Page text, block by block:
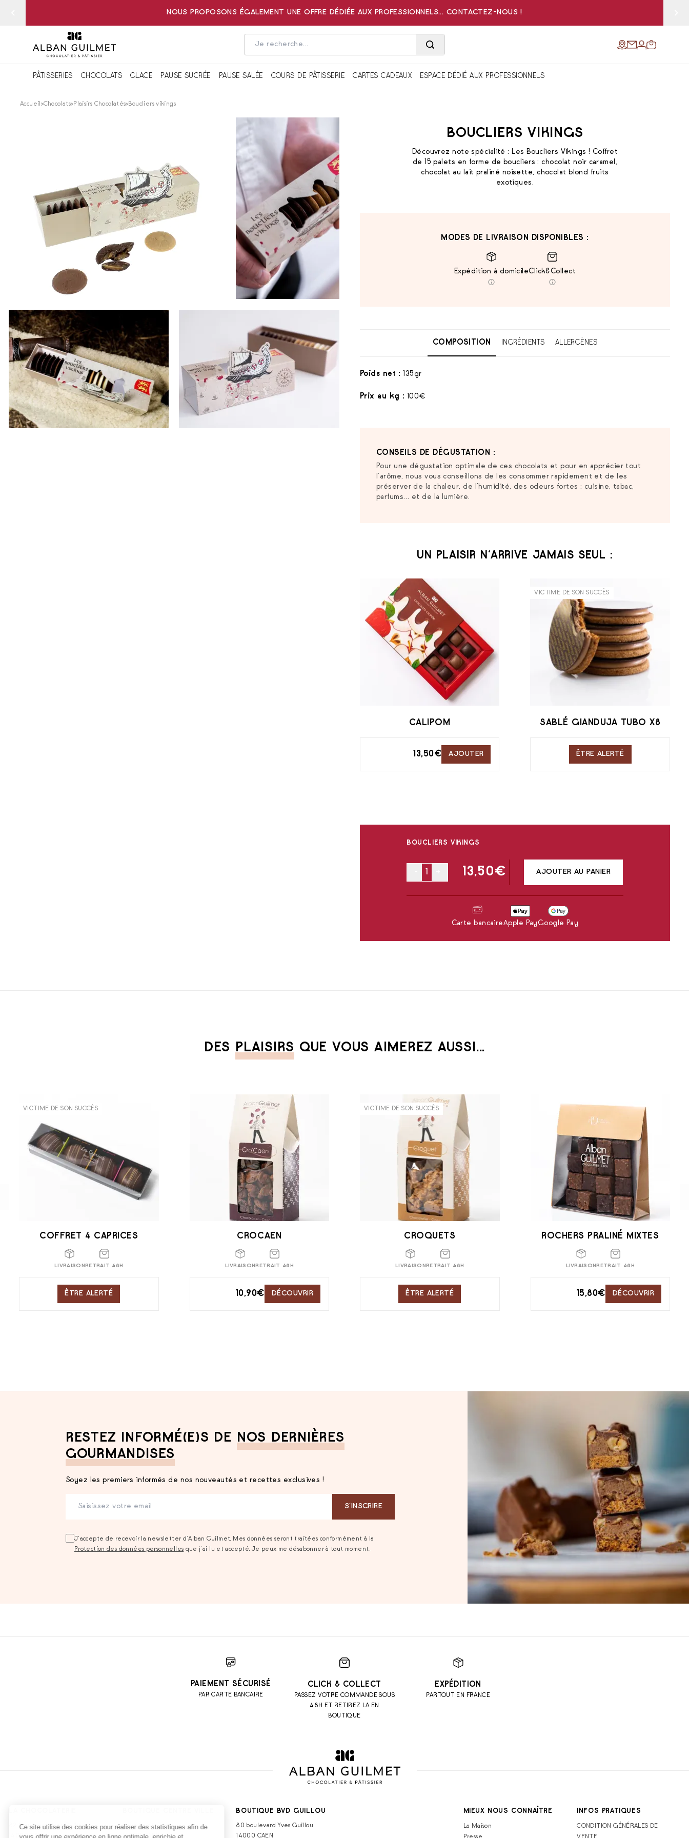
NOUS PROPOSONS ÉGALEMENT UNE OFFRE DÉDIÉE AUX PROFESSIONNELS... CONTACTEZ-NOUS !
PÂTISSERIES CHOCOLATS GLACE PAUSE SUCRÉE PAUSE SALÉE COURS DE PÂTISSERIE CARTES CADEAUX ESPACE DÉDIÉ AUX PROFESSIONNELS
Accueil Chocolats Plaisirs Chocolatés Boucliers vikings
BOUCLIERS VIKINGS
Découvrez note spécialité : Les Boucliers Vikings ! Coffret
de 15 palets en forme de boucliers : chocolat noir caramel,
chocolat au lait praliné noisette, chocolat blond fruits
exotiques.
MODES DE LIVRAISON DISPONIBLES :
Expédition à domicileClick&Collect
COMPOSITION INGRÉDIENTS ALLERGÈNES
Poids net : 135gr
Prix au kg : 100€
CONSEILS DE DÉGUSTATION :
Pour une dégustation optimale de ces chocolats et pour en apprécier tout
l’arôme, nous vous conseillons de les consommer rapidement et de les
préserver de la chaleur, de l’humidité, des odeurs fortes : cuisine, tabac,
parfums… et de la lumière.
UN PLAISIR N‘ARRIVE JAMAIS SEUL :
CALIPOM
13,50€ AJOUTER
SABLÉ GIANDUJA TUBO X8
ÊTRE ALERTÉ
VICTIME DE SON SUCCÈS
BOUCLIERS VIKINGS
13,50€ AJOUTER AU PANIER
Carte bancaireApple PayGoogle Pay
DES PLAISIRS QUE VOUS AIMEREZ AUSSI...
COFFRET 4 CAPRICES
LIVRAISONRETRAIT 48H
ÊTRE ALERTÉ
VICTIME DE SON SUCCÈS
CROCAEN
LIVRAISONRETRAIT 48H
10,90€ DÉCOUVRIR
CROQUETS
LIVRAISONRETRAIT 48H
ÊTRE ALERTÉ
VICTIME DE SON SUCCÈS
ROCHERS PRALINÉ MIXTES
LIVRAISONRETRAIT 48H
15,80€ DÉCOUVRIR
RESTEZ INFORMÉ(E)S DE NOS DERNIÈRES
GOURMANDISES
Soyez les premiers informés de nos nouveautés et recettes exclusives !
S‘INSCRIRE
J‘accepte de recevoir la newsletter d’Alban Guilmet. Mes données seront traitées conformément à la
Protection des données personnelles que j‘ai lu et accepté. Je peux me désabonner à tout moment..
PAIEMENT SÉCURISÉ
PAR CARTE BANCAIRE
CLICK & COLLECT
PASSEZ VOTRE COMMANDE SOUS
48H ET RETIREZ LA EN
BOUTIQUE
EXPÉDITION
PARTOUT EN FRANCE
82 boulevard Yves Guillou
14000 CAEN
6 rue Saint-Jean
14000 CAEN
BOUTIQUE BVD GUILLOU
80 boulevard Yves Guillou
14000 CAEN
MIEUX NOUS CONNAÎTRE
La Maison
INFOS PRATIQUES
CONDITION GÉNÉRALES DE